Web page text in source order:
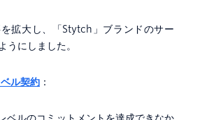
拡大し、「Stytch」ブランドのサー
うにしました。
ル契約 ：